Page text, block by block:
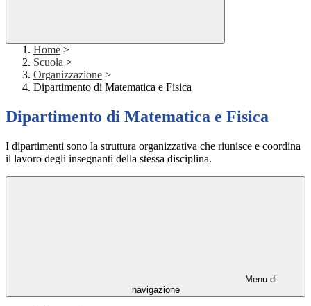
Home >
Scuola >
Organizzazione >
Dipartimento di Matematica e Fisica
Dipartimento di Matematica e Fisica
I dipartimenti sono la struttura organizzativa che riunisce e coordina
il lavoro degli insegnanti della stessa disciplina.
Menu di
navigazione